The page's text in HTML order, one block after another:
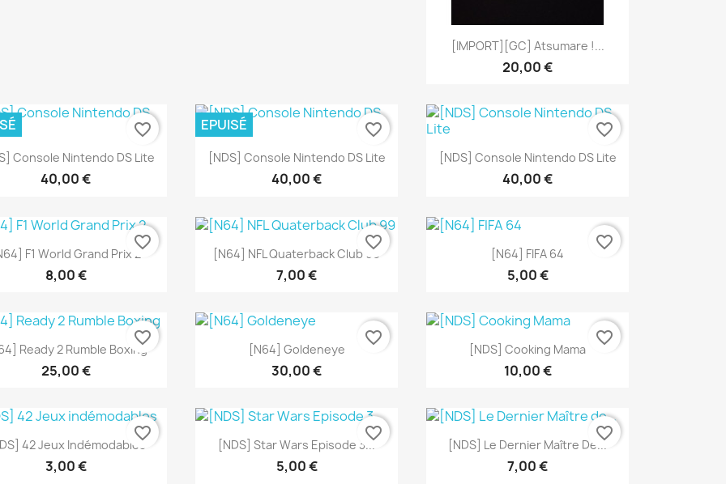
Aperçu rapide
[IMPORT][GC] Atsumare !...
20,00 €
Aperçu rapide
Console Nintendo DS Lite
40,00 €
favorite_border
Aperçu rapide
[NDS] Console Nintendo DS Lite
40,00 €
EPUISÉ
favorite_border
Aperçu rapide
[NDS] Console Nintendo DS Lite
40,00 €
favorite_border
Aperçu rapide
F1 World Grand Prix 2
8,00 €
favorite_border Aperçu rapide
[N64] NFL Quaterback Club 99
7,00 €
favorite_border Aperçu rapide
[N64] FIFA 64
5,00 €
favorite_border
Aperçu rapide
Ready 2 Rumble Boxing
25,00 €
favorite_border Aperçu rapide
[N64] Goldeneye
30,00 €
favorite_border Aperçu rapide
[NDS] Cooking Mama
10,00 €
favorite_border
Aperçu rapide
42 Jeux Indémodables
3,00 €
favorite_border Aperçu rapide
[NDS] Star Wars Episode 3...
5,00 €
favorite_border Aperçu rapide
[NDS] Le Dernier Maître De...
7,00 €
favorite_border